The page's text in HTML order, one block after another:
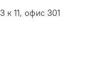
к 11, офис 301